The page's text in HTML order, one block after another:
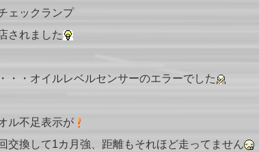
ェックランプ
されました
・・オイルレベルセンサーのエラーでした
ル不足表示が
交換して1カ月強、距離もそれほど走ってません